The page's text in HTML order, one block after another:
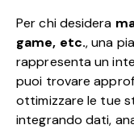
Per chi desidera
game, etc., una
rappresenta un
puoi trovare
ottimizzare le tue
integrando dati,